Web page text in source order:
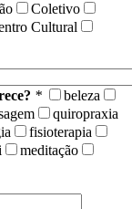
Coletivo
Cultural
*
beleza
quiropraxia
fisioterapia
meditação